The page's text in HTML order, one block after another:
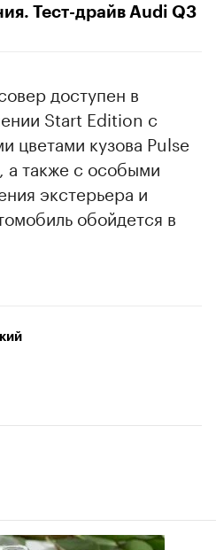
Тест-драйв Audi Q3
доступен в
Start Edition с
цветами кузова Pulse
также с особыми
экстерьера и
обойдется в